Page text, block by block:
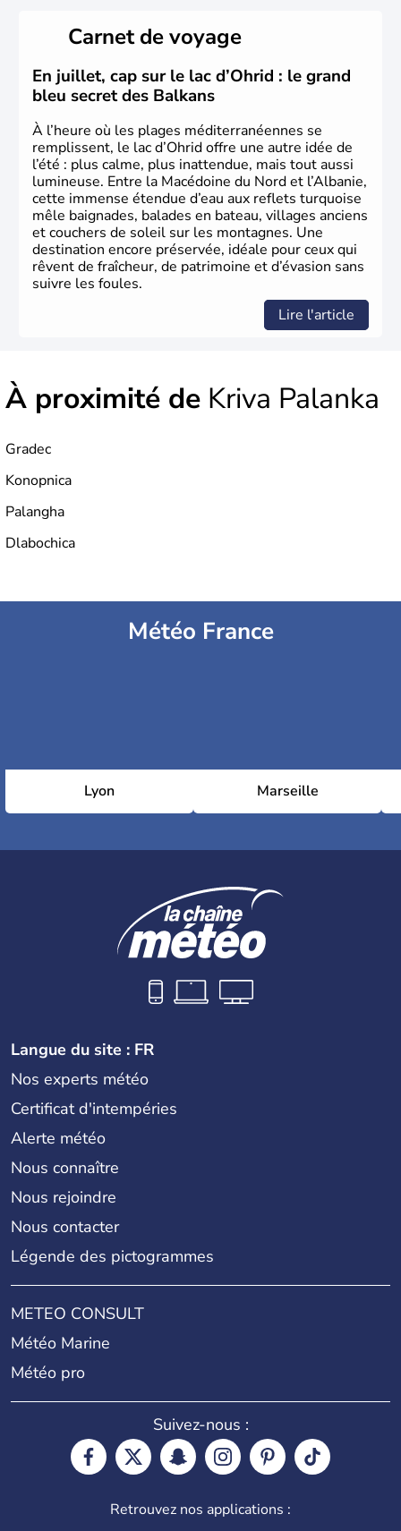
Carnet de voyage
En juillet, cap sur le lac d’Ohrid : le grand
bleu secret des Balkans
À l’heure où les plages méditerranéennes se
remplissent, le lac d’Ohrid offre une autre idée de
l’été : plus calme, plus inattendue, mais tout aussi
lumineuse. Entre la Macédoine du Nord et l’Albanie,
cette immense étendue d’eau aux reflets turquoise
mêle baignades, balades en bateau, villages anciens
et couchers de soleil sur les montagnes. Une
destination encore préservée, idéale pour ceux qui
rêvent de fraîcheur, de patrimoine et d’évasion sans
suivre les foules.
Lire l'article
À proximité de Kriva Palanka
Gradec
Konopnica
Palangha
Dlabochica
Météo France
Lyon Marseille
Langue du site : FR
Nos experts météo
Certificat d'intempéries
Alerte météo
Nous connaître
Nous rejoindre
Nous contacter
Légende des pictogrammes
METEO CONSULT
Météo Marine
Météo pro
Suivez-nous :
Retrouvez nos applications :